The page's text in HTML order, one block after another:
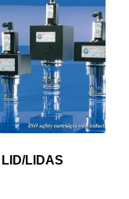
LID/LIDAS